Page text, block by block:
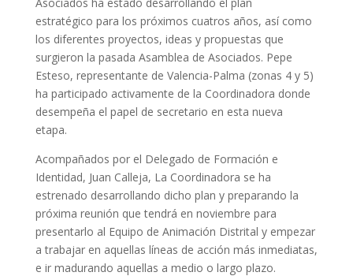
estratégico para los próximos cuatros años, así como
los diferentes proyectos, ideas y propuestas que
surgieron la pasada Asamblea de Asociados. Pepe
Esteso, representante de Valencia-Palma (zonas 4 y 5)
ha participado activamente de la Coordinadora donde
desempeña el papel de secretario en esta nueva
etapa.
Acompañados por el Delegado de Formación e
Identidad, Juan Calleja, La Coordinadora se ha
estrenado desarrollando dicho plan y preparando la
próxima reunión que tendrá en noviembre para
presentarlo al Equipo de Animación Distrital y empezar
a trabajar en aquellas líneas de acción más inmediatas,
e ir madurando aquellas a medio o largo plazo.